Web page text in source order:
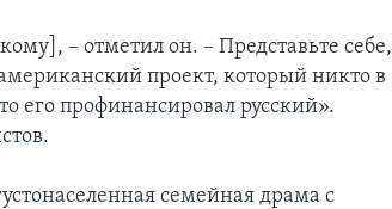
– отметил он. – Представьте себе,
проект, который никто в
его профинансировал русский».
семейная драма с